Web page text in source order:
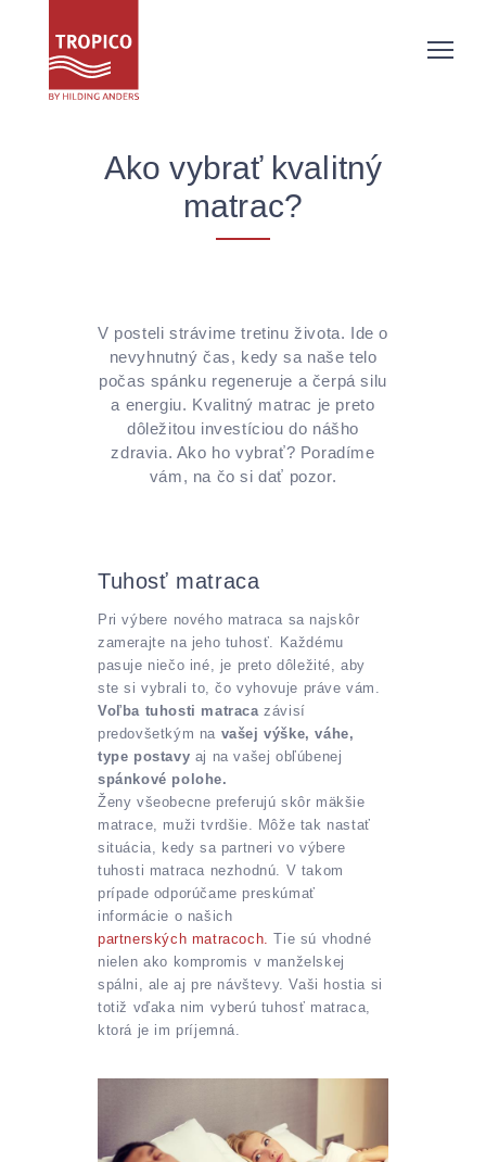
Ako vybrať kvalitný
matrac?
V posteli strávime tretinu života. Ide o
nevyhnutný čas, kedy sa naše telo
počas spánku regeneruje a čerpá silu
a energiu. Kvalitný matrac je preto
dôležitou investíciou do nášho
zdravia. Ako ho vybrať? Poradíme
vám, na čo si dať pozor.
Tuhosť matraca
Pri výbere nového matraca sa najskôr
zamerajte na jeho tuhosť. Každému
pasuje niečo iné, je preto dôležité, aby
ste si vybrali to, čo vyhovuje práve vám.
Voľba tuhosti matracazávisí
predovšetkým na vašej výške, váhe,
type postavy aj na vašej obľúbenej
spánkové polohe.
Ženy všeobecne preferujú skôr mäkšie
matrace, muži tvrdšie. Môže tak nastať
situácia, kedy sa partneri vo výbere
tuhosti matraca nezhodnú. V takom
prípade odporúčame preskúmať
informácie o našich
partnerských matracoch. Tie sú vhodné
nielen ako kompromis v manželskej
spálni, ale aj pre návštevy. Vaši hostia si
totiž vďaka nim vyberú tuhosť matraca,
ktorá je im príjemná.